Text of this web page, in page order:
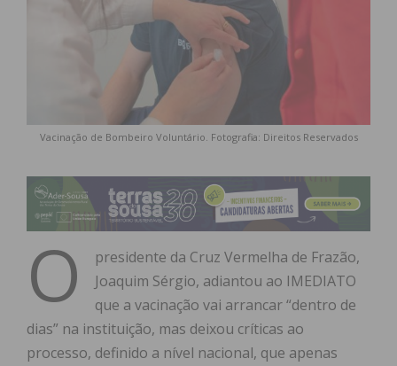
Vacinação de Bombeiro Voluntário. Fotografia: Direitos Reservados
O
presidente da Cruz Vermelha de Frazão,
Joaquim Sérgio, adiantou ao IMEDIATO
que a vacinação vai arrancar “dentro de
dias” na instituição, mas deixou críticas ao
processo, definido a nível nacional, que apenas